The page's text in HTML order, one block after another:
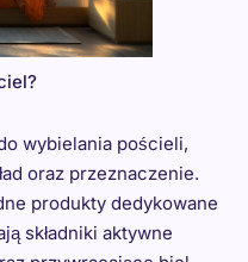
wybielania pościeli,
oraz przeznaczenie.
produkty dedykowane
składniki aktywne